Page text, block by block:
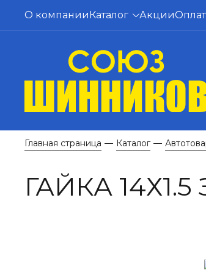
О компанииКаталог Акции
Главная страница — Каталог —
ГАЙКА